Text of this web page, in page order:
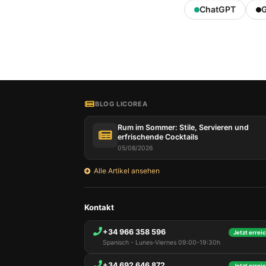
ChatGPT
BLOG LICOREA
Rum im Sommer: Stile, Servieren und
erfrischende Cocktails
05/08/2026
Alle Artikel ansehen
Kontakt
+34 966 358 596 Jetzt
Spanisch - Lunes-Viernes 09:00-19:30h
nicht